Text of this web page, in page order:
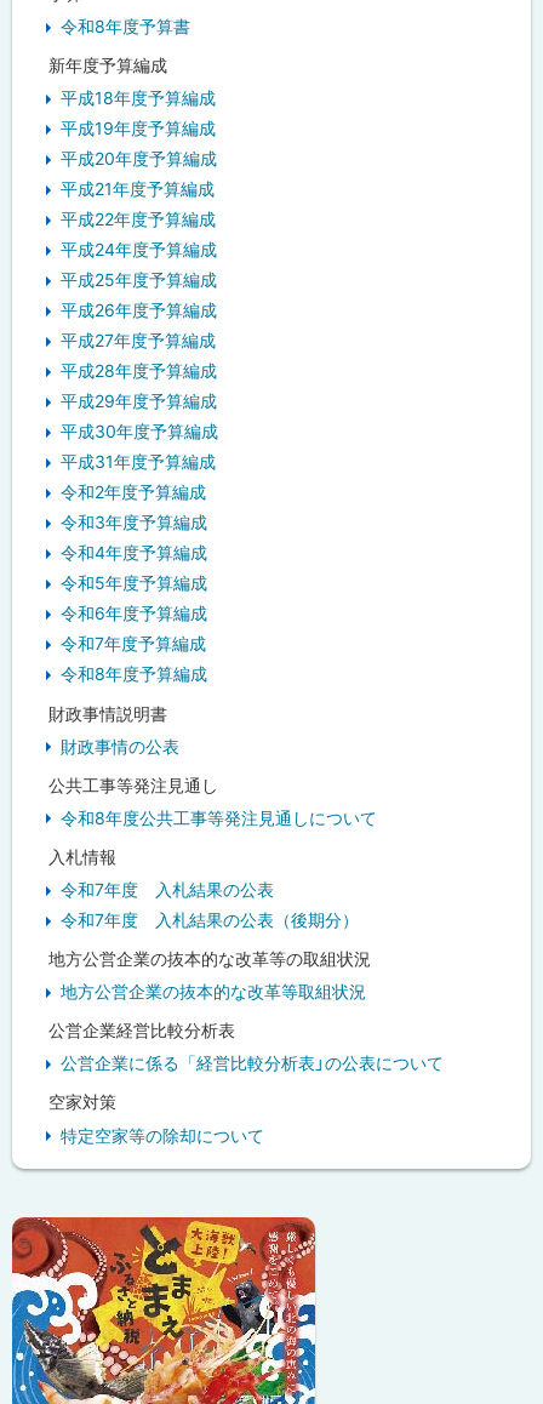
令和8年度予算書
新年度予算編成
平成18年度予算編成
平成19年度予算編成
平成20年度予算編成
平成21年度予算編成
平成22年度予算編成
平成24年度予算編成
平成25年度予算編成
平成26年度予算編成
平成27年度予算編成
平成28年度予算編成
平成29年度予算編成
平成30年度予算編成
平成31年度予算編成
令和2年度予算編成
令和3年度予算編成
令和4年度予算編成
令和5年度予算編成
令和6年度予算編成
令和7年度予算編成
令和8年度予算編成
財政事情説明書
財政事情の公表
公共工事等発注見通し
令和8年度公共工事等発注見通しについて
入札情報
令和7年度 入札結果の公表
令和7年度 入札結果の公表（後期分）
地方公営企業の抜本的な改革等の取組状況
地方公営企業の抜本的な改革等取組状況
公営企業経営比較分析表
公営企業に係る「経営比較分析表」の公表について
空家対策
特定空家等の除却について
ッ
ク
ア
ッ
プ